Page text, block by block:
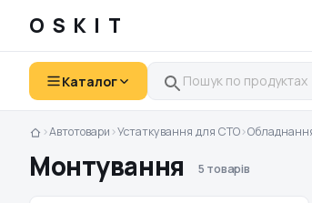
OSKIT
Каталог
›Автотовари ›Устаткування для СТО›
Монтування 5 товарів